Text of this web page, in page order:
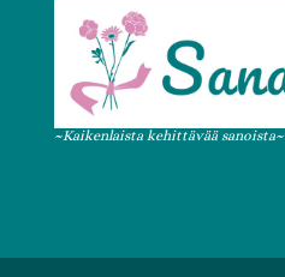
~Kaikenlaista kehittävää sanoista~